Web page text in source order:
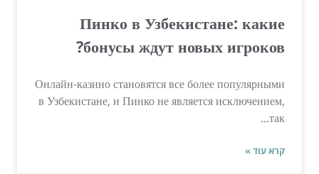
Пинко в Узбекистане: какие
бонусы ждут новых игроков?
Онлайн-казино становятся все более популярными
в Узбекистане, и Пинко не является исключением,
так...
קרא עוד »